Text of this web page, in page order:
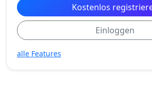
Kostenlos
Einloggen
alle Features